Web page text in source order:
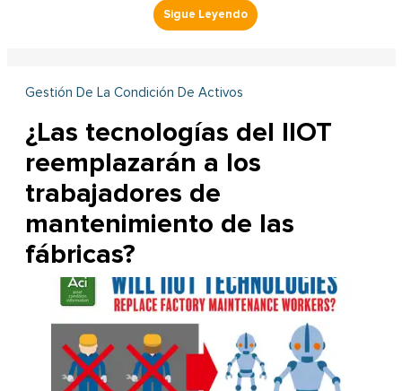
Gestión De La Condición De Activos
¿Las tecnologías del IIOT
reemplazarán a los
trabajadores de
mantenimiento de las
fábricas?